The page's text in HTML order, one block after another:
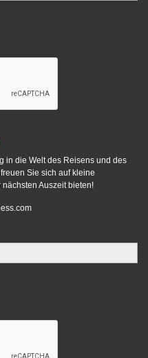
in die Welt des Reisens und des
Sie sich auf kleine
Auszeit bieten!